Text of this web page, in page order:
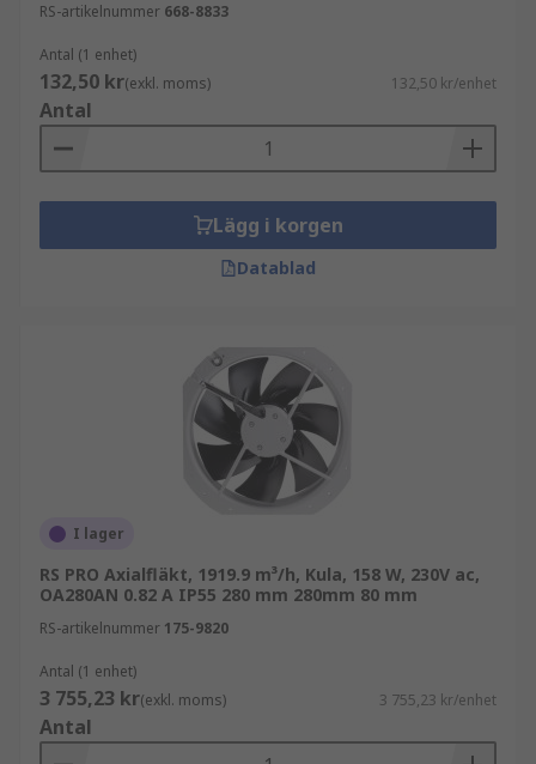
RS-artikelnummer 668-8833
Antal (1 enhet)
132,50 kr(exkl. moms) 132,50 kr/enhet
Antal
Lägg i korgen
Datablad
I lager
RS PRO Axialfläkt, 1919.9 m³/h, Kula, 158 W, 230V ac,
OA280AN 0.82 A IP55 280 mm 280mm 80 mm
RS-artikelnummer 175-9820
Antal (1 enhet)
3 755,23 kr(exkl. moms) 3 755,23 kr/enhet
Antal